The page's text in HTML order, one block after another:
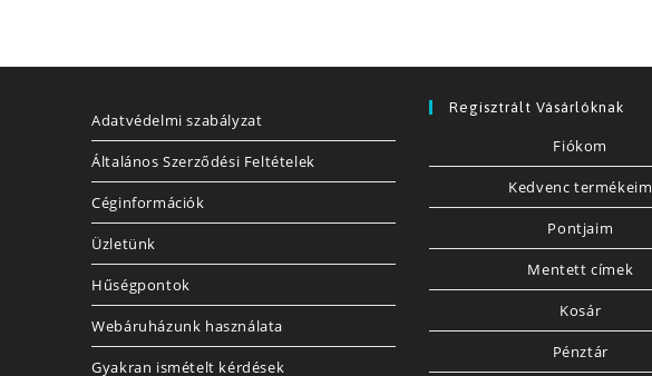
Adatvédelmi szabályzat
Általános Szerződési Feltételek
Céginformációk
Üzletünk
Hűségpontok
Webáruházunk használata
Gyakran ismételt kérdések
Regisztrált Vásárlóknak
Fiókom
Kedvenc termékeim
Pontjaim
Mentett címek
Kosár
Pénztár